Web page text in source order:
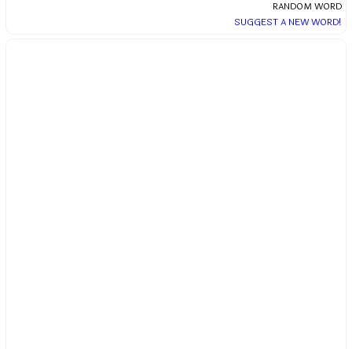
RANDOM WORD
SUGGEST A NEW WORD!